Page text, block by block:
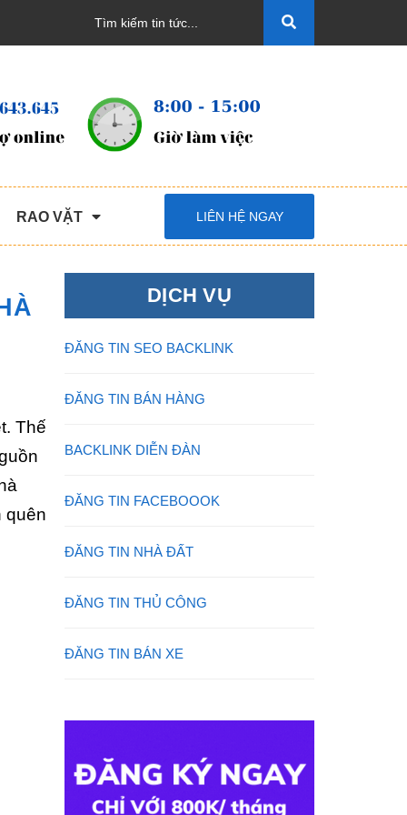
RAO VẶT LIÊN HỆ NGAY
Thế
quên
DỊCH VỤ
ĐĂNG TIN SEO BACKLINK
ĐĂNG TIN BÁN HÀNG
BACKLINK DIỄN ĐÀN
ĐĂNG TIN FACEBOOOK
ĐĂNG TIN NHÀ ĐẤT
ĐĂNG TIN THỦ CÔNG
ĐĂNG TIN BÁN XE